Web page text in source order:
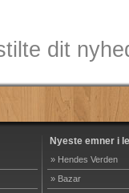
dit
Nyeste emner i
» Hendes Verden
» Bazar